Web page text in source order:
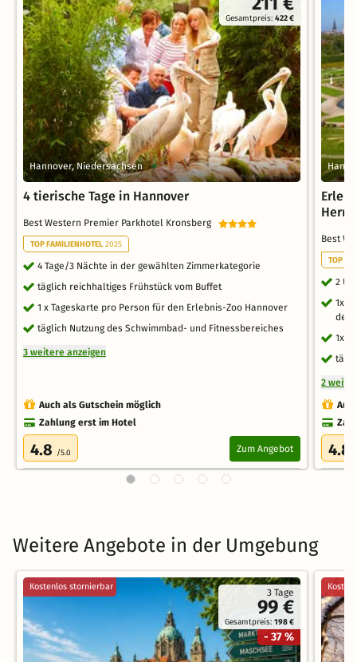
Gesamtpreis:422 €
Hannover, Niedersachsen
4 tierische Tage in Hannover
Best Western Premier Parkhotel Kronsberg
TOP FAMILIENHOTEL 2025
4 Tage/3 Nächte in der gewählten Zimmerkategorie
täglich reichhaltiges Frühstück vom Buffet
1 x Tageskarte pro Person für den Erlebnis-Zoo Hannover
täglich Nutzung des Schwimmbad- und Fitnessbereiches
3 weitere anzeigen
Auch als Gutschein möglich
Zahlung erst im Hotel
4.8 /5.0 Zum Angebot
Best
TOP
2
1x
des
1x
2
4.8
Weitere Angebote in der Umgebung
3 Tage
99 €
Gesamtpreis:198 €
- 37 %
Kostenlos stornierbar